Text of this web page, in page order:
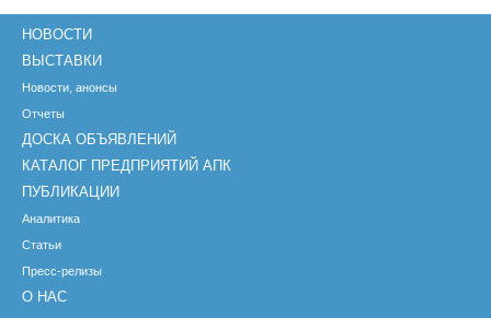
НОВОСТИ
ВЫСТАВКИ
Новости, анонсы
Отчеты
ДОСКА ОБЪЯВЛЕНИЙ
КАТАЛОГ ПРЕДПРИЯТИЙ АПК
ПУБЛИКАЦИИ
Аналитика
Статьи
Пресс-релизы
О НАС